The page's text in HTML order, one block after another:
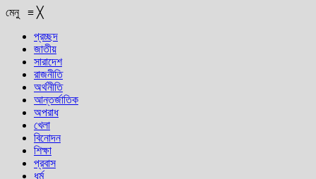
মেনু ≡ ╳
প্রচ্ছদ
জাতীয়
সারাদেশ
রাজনীতি
অর্থনীতি
আন্তর্জাতিক
অপরাধ
খেলা
বিনোদন
শিক্ষা
প্রবাস
ধর্ম